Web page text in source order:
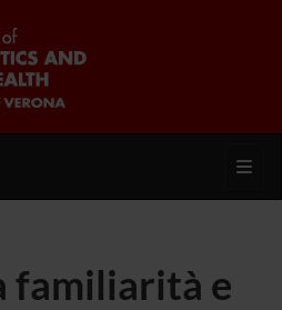
familiarità e